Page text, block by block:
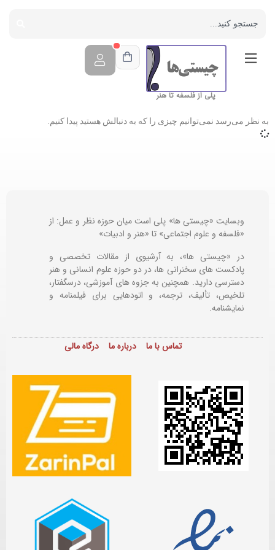
پلی از فلسفه تا هنر
به نظر می‌رسد نمی‌توانیم چیزی را که به دنبالش هستید پیدا کنیم.
وبسایت «چیستی ها» پلی است میان حوزه نظر و عمل: از
«فلسفه و علوم اجتماعی» تا «هنر و ادبیات»
در «چیستی ها»، به آرشیوی از مقالات تخصصی و
پادکست های سخنرانی ها، در دو حوزه علوم انسانی و هنر
دسترسی دارید. همچنین به جزوه های آموزشی، درسگفتار،
تلخیص، تألیف، ترجمه، و اتودهایی برایفیلمنامه و
نمایشنامه.
تماس با ما درباره ما درگاه مالی